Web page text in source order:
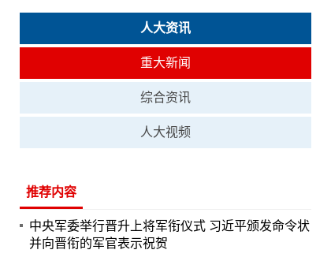
人大资讯
重大新闻
综合资讯
人大视频
推荐内容
中央军委举行晋升上将军衔仪式 习近平颁发命令状
并向晋衔的军官表示祝贺